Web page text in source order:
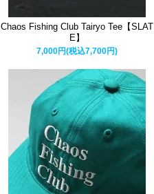
Chaos Fishing Club Tairyo Tee【SLAT
E】
7,000円(税込7,700円)